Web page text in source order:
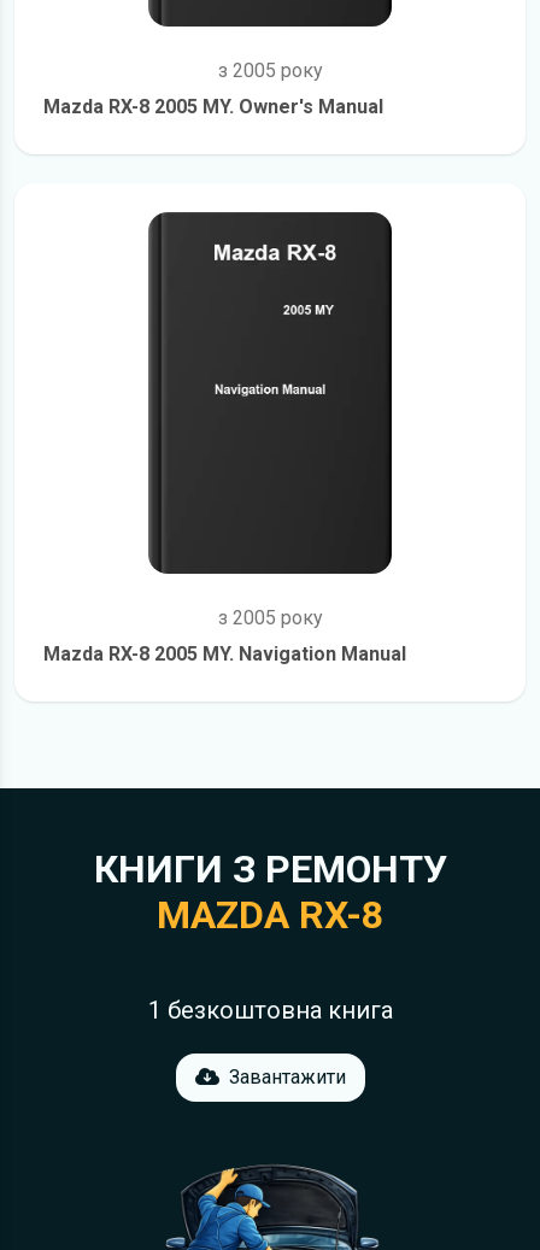
з 2005 року
Mazda RX-8 2005 MY. Owner's Manual
з 2005 року
Mazda RX-8 2005 MY. Navigation Manual
КНИГИ З РЕМОНТУ
MAZDA RX-8
1 безкоштовна книга
Завантажити